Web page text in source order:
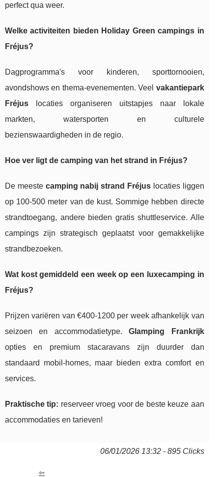
perfect qua weer.
Welke activiteiten bieden Holiday Green campings in
Fréjus?
Dagprogramma's voor kinderen, sporttornooien,
avondshows en thema-evenementen. Veel vakantiepark
Fréjus locaties organiseren uitstapjes naar lokale
markten, watersporten en culturele
bezienswaardigheden in de regio.
Hoe ver ligt de camping van het strand in Fréjus?
De meeste camping nabij strand Fréjus locaties liggen
op 100-500 meter van de kust. Sommige hebben directe
strandtoegang, andere bieden gratis shuttleservice. Alle
campings zijn strategisch geplaatst voor gemakkelijke
strandbezoeken.
Wat kost gemiddeld een week op een luxecamping in
Fréjus?
Prijzen variëren van €400-1200 per week afhankelijk van
seizoen en accommodatietype.Glamping Frankrijk
opties en premium stacaravans zijn duurder dan
standaard mobil-homes, maar bieden extra comfort en
services.
Praktische tip: reserveer vroeg voor de beste keuze aan
accommodaties en tarieven!
06/01/2026 13:32 - 895 Clicks